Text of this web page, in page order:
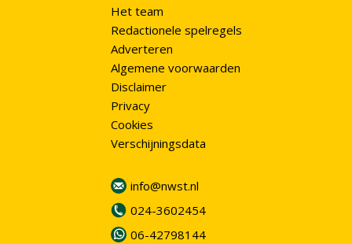
Het team
Redactionele spelregels
Adverteren
Algemene voorwaarden
Disclaimer
Privacy
Cookies
Verschijningsdata
info@nwst.nl
024-3602454
06-42798144